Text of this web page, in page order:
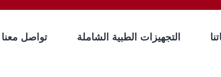
تواصل معنا التجهيزات الطبية الشاملة